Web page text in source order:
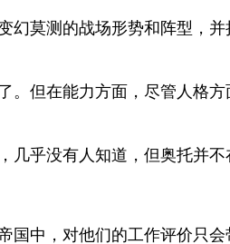
幻莫测的战场形势和阵型，
。但在能力方面，尽管人格
乎没有人知道，但奥托并不
国中，对他们的工作评价只